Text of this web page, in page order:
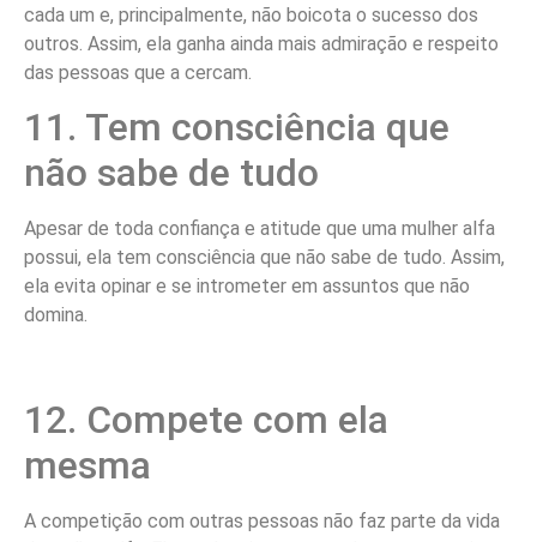
cada um e, principalmente, não boicota o sucesso dos
outros. Assim, ela ganha ainda mais admiração e respeito
das pessoas que a cercam.
11. Tem consciência que
não sabe de tudo
Apesar de toda confiança e atitude que uma mulher alfa
possui, ela tem consciência que não sabe de tudo. Assim,
ela evita opinar e se intrometer em assuntos que não
domina.
12. Compete com ela
mesma
A competição com outras pessoas não faz parte da vida